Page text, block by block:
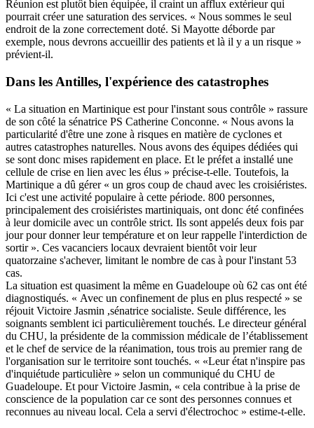
Réunion est plutôt bien équipée, il craint un afflux extérieur qui
pourrait créer une saturation des services. « Nous sommes le seul
endroit de la zone correctement doté. Si Mayotte déborde par
exemple, nous devrons accueillir des patients et là il y a un risque »
prévient-il.
Dans les Antilles, l'expérience des catastrophes
« La situation en Martinique est pour l'instant sous contrôle » rassure
de son côté la sénatrice PS Catherine Conconne. « Nous avons la
particularité d'être une zone à risques en matière de cyclones et
autres catastrophes naturelles. Nous avons des équipes dédiées qui
se sont donc mises rapidement en place. Et le préfet a installé une
cellule de crise en lien avec les élus » précise-t-elle. Toutefois, la
Martinique a dû gérer « un gros coup de chaud avec les croisiéristes.
Ici c'est une activité populaire à cette période. 800 personnes,
principalement des croisiéristes martiniquais, ont donc été confinées
à leur domicile avec un contrôle strict. Ils sont appelés deux fois par
jour pour donner leur température et on leur rappelle l'interdiction de
sortir ». Ces vacanciers locaux devraient bientôt voir leur
quatorzaine s'achever, limitant le nombre de cas à pour l'instant 53
cas.
La situation est quasiment la même en Guadeloupe où 62 cas ont été
diagnostiqués. « Avec un confinement de plus en plus respecté » se
réjouit Victoire Jasmin ,sénatrice socialiste. Seule différence, les
soignants semblent ici particulièrement touchés. Le directeur général
du CHU, la présidente de la commission médicale de l’établissement
et le chef de service de la réanimation, tous trois au premier rang de
l'organisation sur le territoire sont touchés. « «Leur état n'inspire pas
d'inquiétude particulière » selon un communiqué du CHU de
Guadeloupe. Et pour Victoire Jasmin, « cela contribue à la prise de
conscience de la population car ce sont des personnes connues et
reconnues au niveau local. Cela a servi d'électrochoc » estime-t-elle.